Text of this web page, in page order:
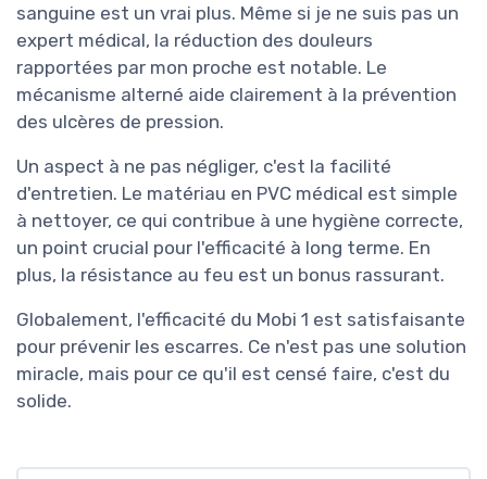
sanguine est un vrai plus. Même si je ne suis pas un
expert médical, la réduction des douleurs
rapportées par mon proche est notable. Le
mécanisme alterné aide clairement à la prévention
des ulcères de pression.
Un aspect à ne pas négliger, c'est la facilité
d'entretien. Le matériau en PVC médical est simple
à nettoyer, ce qui contribue à une hygiène correcte,
un point crucial pour l'efficacité à long terme. En
plus, la résistance au feu est un bonus rassurant.
Globalement, l'efficacité du Mobi 1 est satisfaisante
pour prévenir les escarres. Ce n'est pas une solution
miracle, mais pour ce qu'il est censé faire, c'est du
solide.